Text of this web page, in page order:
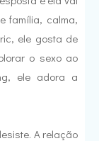
família, calma,
ele gosta de
o sexo ao
ele adora a
A relação